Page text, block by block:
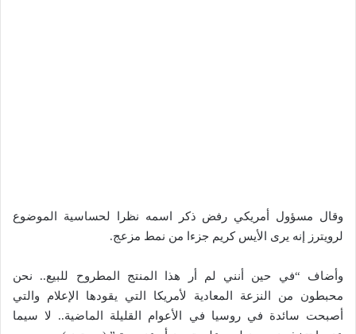
وقال مسؤول أمريكي رفض ذكر اسمه نظرا لحساسية الموضوع
لرويترز إنه يرى الأيس كريم جزءا من نمط مزعج.
وأضاف “في حين أنني لم أر هذا المنتج المطروح للبيع.. نحن
محبطون من النزعة المعادية لأمريكا التي يقودها الإعلام والتي
أصبحت سائدة في روسيا في الأعوام القليلة الماضية.. لا سيما